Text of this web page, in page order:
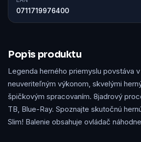
0711719976400
Popis produktu
Legenda herného priemyslu povstáva
neuveriteľným výkonom, skvelými
špičkovým spracovaním. 8jadrový
TB, Blue-Ray. Spoznajte skutočnú
Slim! Balenie obsahuje ovládač